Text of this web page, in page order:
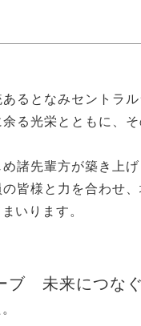
るとなみセントラ
余る光栄とともに、
諸先輩方が築き上
皆様と力を合わせ
いります。
ブ 未来につな